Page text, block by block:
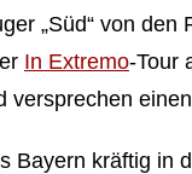
„Süd“ von den
In Extremo-Tour
versprechen
Bayern kräftig in